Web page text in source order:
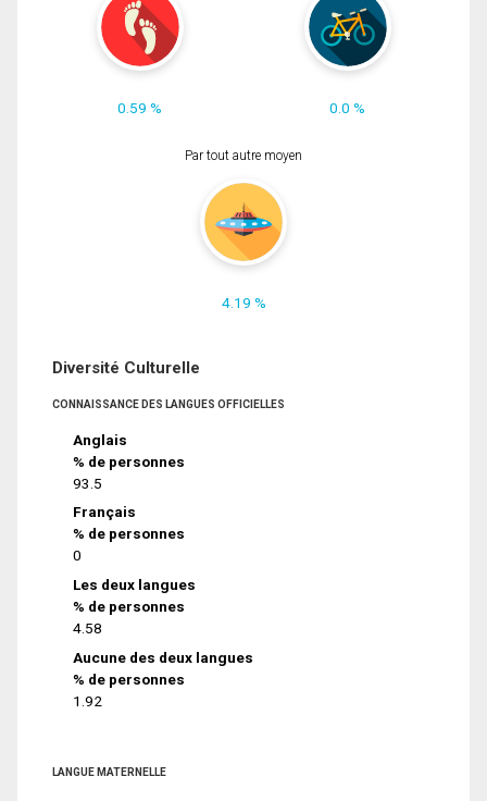
0.59 % 0.0 %
Par tout autre moyen
4.19 %
Diversité Culturelle
CONNAISSANCE DES LANGUES OFFICIELLES
Anglais
% de personnes
93.5
Français
% de personnes
0
Les deux langues
% de personnes
4.58
Aucune des deux langues
% de personnes
1.92
LANGUE MATERNELLE